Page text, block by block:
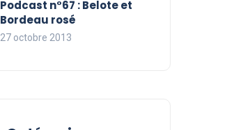
Podcast n°67 : Belote et
Bordeau rosé
27 octobre 2013